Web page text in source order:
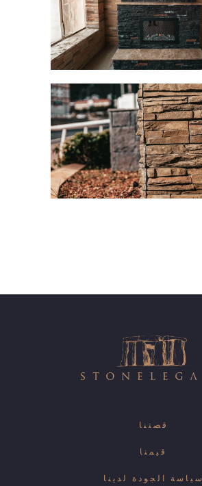
قصتنا
قيمنا
سياسة الجودة لدينا